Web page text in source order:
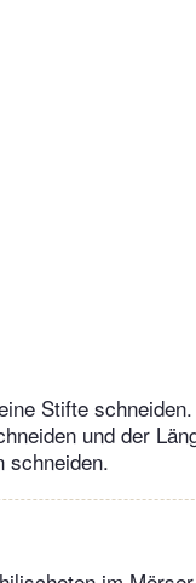
Stifte schneiden.
und der
schneiden.